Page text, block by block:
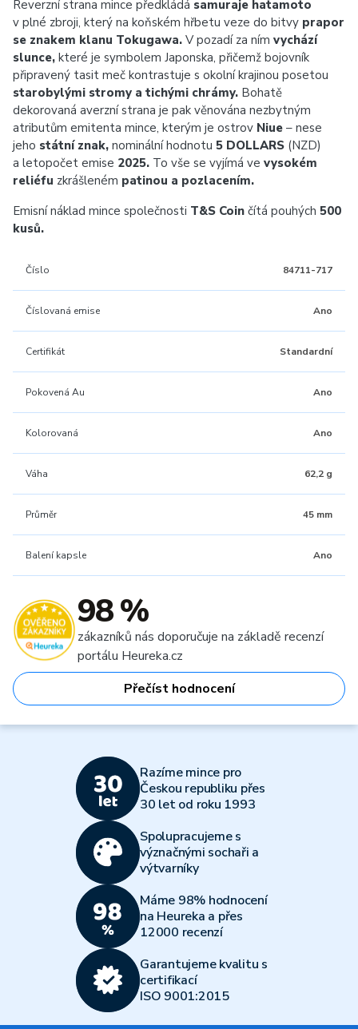
Reverzní strana mince předkládá samuraje hatamoto
v plné zbroji, který na koňském hřbetu veze do bitvy prapor
se znakem klanu Tokugawa. V pozadí za ním vychází
slunce, které je symbolem Japonska, přičemž bojovník
připravený tasit meč kontrastuje s okolní krajinou posetou
starobylými stromy a tichými chrámy. Bohatě
dekorovaná averzní strana je pak věnována nezbytným
atributům emitenta mince, kterým je ostrov Niue – nese
jeho státní znak, nominální hodnotu 5 DOLLARS (NZD)
a letopočet emise 2025. To vše se vyjímá ve vysokém
reliéfu zkrášleném patinou a pozlacením.
Emisní náklad mince společnosti T&S Coin čítá pouhých 500
kusů.
Číslo 84711-717
Číslovaná emise Ano
Certifikát Standardní
Pokovená Au Ano
Kolorovaná Ano
Váha 62,2 g
Průměr 45 mm
Balení kapsle Ano
98 %
zákazníků nás doporučuje na základě recenzí
portálu Heureka.cz
Přečíst hodnocení
Razíme mince pro
Českou republiku přes
30 let od roku 1993
Spolupracujeme s
význačnými sochaři a
výtvarníky
Máme 98% hodnocení
na Heureka a přes
12000 recenzí
Garantujeme kvalitu s
certifikací
ISO 9001:2015